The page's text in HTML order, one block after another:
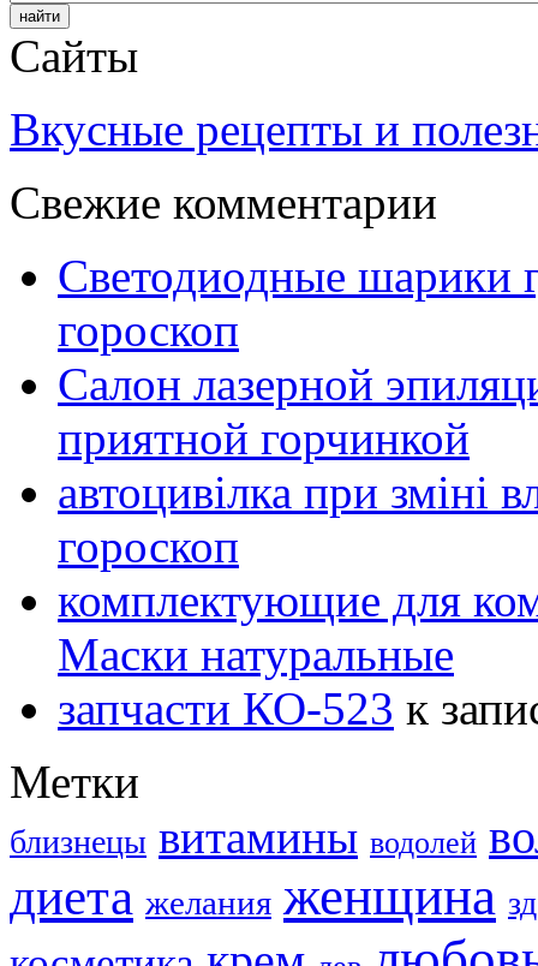
Сайты
Вкусные рецепты и
Свежие комментарии
Светодиодные шарики
гороскоп
Салон лазерной
приятной горчинкой
автоцивілка при зміні
гороскоп
комплектующие для
Маски натуральные
запчасти КО-523 к
Метки
близнецы витамины водолей
диета желания женщина